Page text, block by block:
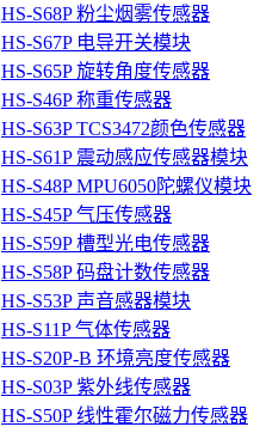
HS-S68P 粉尘烟雾传感器
HS-S67P 电导开关模块
HS-S65P 旋转角度传感器
HS-S46P 称重传感器
HS-S63P TCS3472颜色传感器
HS-S61P 震动感应传感器模块
HS-S48P MPU6050陀螺仪模块
HS-S45P 气压传感器
HS-S59P 槽型光电传感器
HS-S58P 码盘计数传感器
HS-S53P 声音感器模块
HS-S11P 气体传感器
HS-S20P-B 环境亮度传感器
HS-S03P 紫外线传感器
HS-S50P 线性霍尔磁力传感器